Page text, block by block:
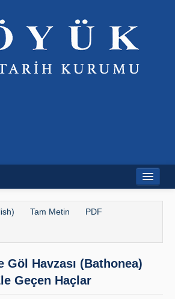
Tam Metin PDF
Göl Havzası (Bathonea)
Geçen Haçlar